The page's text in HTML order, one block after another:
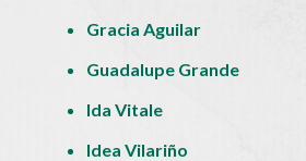
Gracia Aguilar
Guadalupe Grande
Ida Vitale
Idea Vilariño